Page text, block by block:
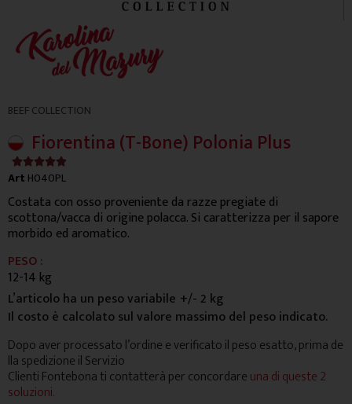
BEEF COLLECTION
Fiorentina (T-Bone) Polonia Plus

Art H040PL
Costata con osso proveniente da razze pregiate di
scottona/vacca di origine polacca. Si caratterizza per il sapore
morbido ed aromatico.
PESO :
12-14 kg
L’articolo ha un peso variabile +/- 2 kg
Il costo è calcolato sul valore massimo del peso indicato.
Dopo aver processato l’ordine e verificato il peso esatto, prima de
lla spedizione il Servizio
Clienti Fontebona ti contatterà per concordareuna di queste 2
soluzioni.